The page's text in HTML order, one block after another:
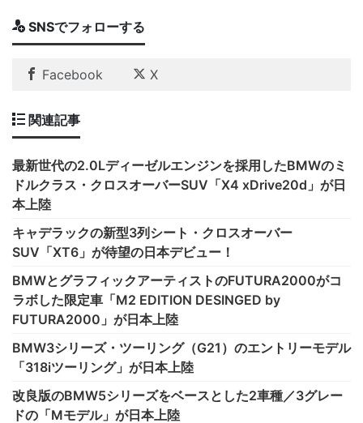
SNSでフォローする
Facebook X
関連記事
最新世代の2.0Lディーゼルエンジンを採用したBMWのミ
ドルクラス・クロスオーバーSUV「X4 xDrive20d」が日
本上陸
キャデラックの新型3列シート・クロスオーバー
SUV「XT6」が待望の日本デビュー！
BMWとグラフィックアーティストのFUTURA2000がコ
ラボした限定車「M2 EDITION DESINGED by
FUTURA2000」が日本上陸
BMW3シリーズ・ツーリング（G21）のエントリーモデル
「318iツーリング」が日本上陸
改良版のBMW5シリーズをベースとした2車種／3グレー
ドの「Mモデル」が日本上陸